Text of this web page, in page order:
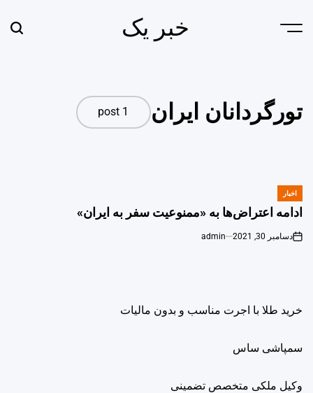
Menu خبر یک
تورگردانان ایران 1 post
POSTED
IN
اخبار
ادامه اعتراض‌ها به «ممنوعیت سفر به ایران»
دسامبر 30, 2021 admin
خرید طلا با اجرت مناسب و بدون مالیات
سمپاشی ساس
وکیل ملکی متخصص تضمینی